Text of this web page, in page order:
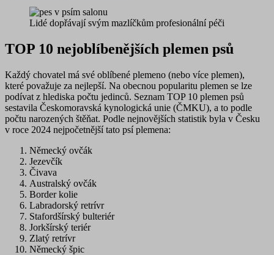
Lidé dopřávají svým mazlíčkům profesionální péči
TOP 10 nejoblíbenějších plemen psů
Každý chovatel má své oblíbené plemeno (nebo více plemen),
které považuje za nejlepší. Na obecnou popularitu plemen se lze
podívat z hlediska počtu jedinců. Seznam TOP 10 plemen psů
sestavila Českomoravská kynologická unie (ČMKU), a to podle
počtu narozených štěňat. Podle nejnovějších statistik byla v Česku
v roce 2024 nejpočetnějšítato psí plemena:
Německý ovčák
Jezevčík
Čivava
Australský ovčák
Border kolie
Labradorský retrívr
Stafordšírský bulteriér
Jorkšírský teriér
Zlatý retrívr
Německý špic